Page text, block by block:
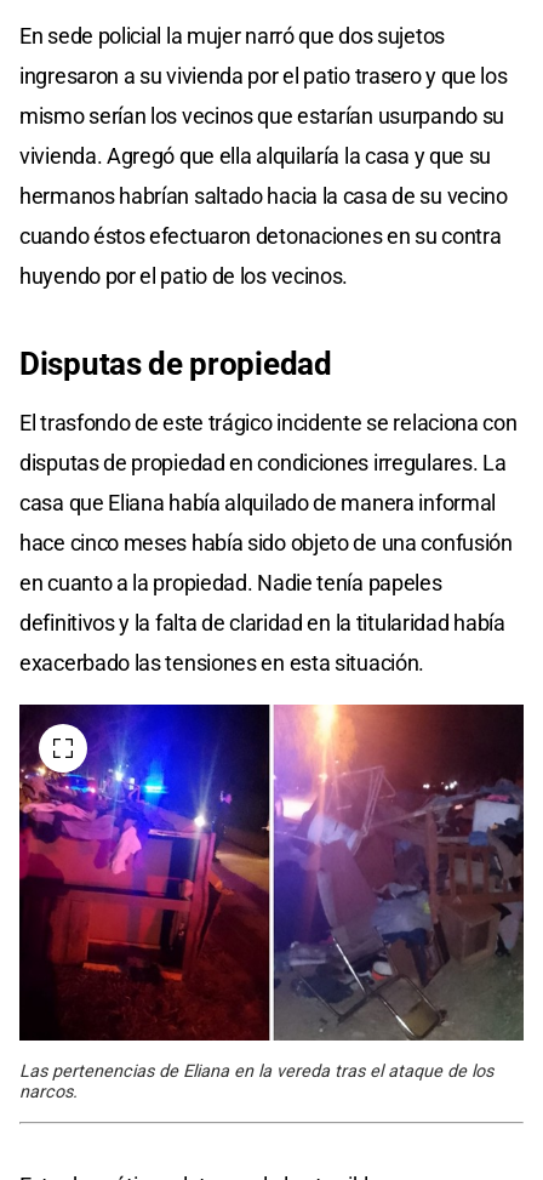
En sede policial la mujer narró que dos sujetos
ingresaron a su vivienda por el patio trasero y que los
mismo serían los vecinos que estarían usurpando su
vivienda. Agregó que ella alquilaría la casa y que su
hermanos habrían saltado hacia la casa de su vecino
cuando éstos efectuaron detonaciones en su contra
huyendo por el patio de los vecinos.
Disputas de propiedad
El trasfondo de este trágico incidente se relaciona con
disputas de propiedad en condiciones irregulares. La
casa que Eliana había alquilado de manera informal
hace cinco meses había sido objeto de una confusión
en cuanto a la propiedad. Nadie tenía papeles
definitivos y la falta de claridad en la titularidad había
exacerbado las tensiones en esta situación.
Las pertenencias de Eliana en la vereda tras el ataque de los
narcos.